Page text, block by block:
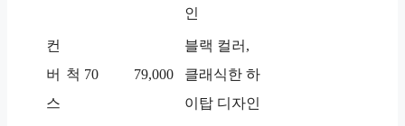
인
컨
버
스
척 70 79,000
블랙 컬러,
클래식한 하
이탑 디자인